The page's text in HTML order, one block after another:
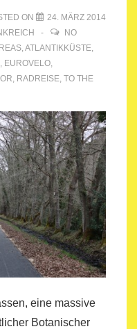
ON
24. MÄRZ 2014
NO
,ATLANTIKKÜSTE,
, EUROVELO,
, RADREISE, TO THE
eine massive
Botanischer